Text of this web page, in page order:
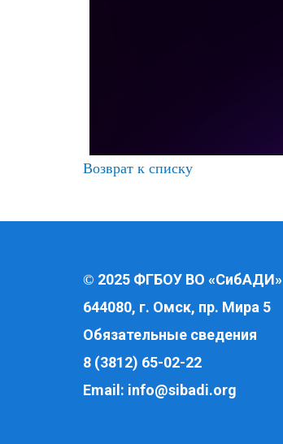
Возврат к списку
© 2025 ФГБОУ ВО «СибАДИ»
644080, г. Омск, пр. Мира 5
Обязательные сведения
8 (3812) 65-02-22
Email: info@sibadi.org